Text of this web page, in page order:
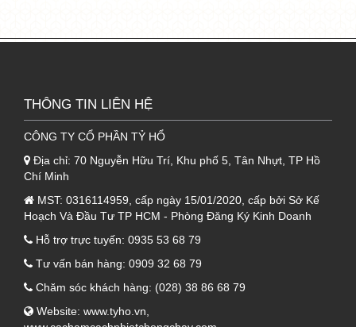
đúng hãng Hoa Sen, theo màu của Hoa Sen
1.2. Lớp thứ hai của tôn xốp PU cách
nhiệt Hoa Sen
Lớp ở giữa này
được làm bằng xốp PU, nó
tạo ra 6 sóng hay 11 sóng, thường đạt tỷ trọng
Tích hợp với tính liên kết và đàn hồi tạo nên
một sản phẩntôn cách nhiệt
tuyệt vời.
Lớp này là lớp có chức năng cách nhiệt của
sản phẩm.
THÔNG TIN LIÊN HỆ
CÔNG TY CỔ PHẦN TỶ HỔ
Địa chỉ: 70 Nguyễn Hữu Trí, Khu phố 5, Tân Nhựt, TP Hồ
Chí Minh
MST: 0316114959, cấp ngày 15/01/2020, cấp bởi Sở Kế
Hoạch Và Đầu Tư TP HCM - Phòng Đăng Ký Kinh Doanh
Hỗ trợ trực tuyến: 0935 53 68 79
Tư vấn bán hàng: 0909 32 68 79
Chăm sóc khách hàng: (028) 38 86 68 79
Website: www.tyho.vn